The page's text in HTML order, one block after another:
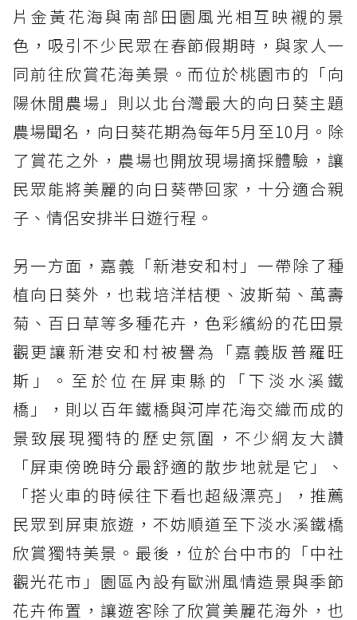
片金黃花海與南部田園風光相互映襯的景
色，吸引不少民眾在春節假期時，與家人一
同前往欣賞花海美景。而位於桃園市的「向
陽休閒農場」則以北台灣最大的向日葵主題
農場聞名，向日葵花期為每年5月至10月。除
了賞花之外，農場也開放現場摘採體驗，讓
民眾能將美麗的向日葵帶回家，十分適合親
子、情侶安排半日遊行程。
另一方面，嘉義「新港安和村」一帶除了種
植向日葵外，也栽培洋桔梗、波斯菊、萬壽
菊、百日草等多種花卉，色彩繽紛的花田景
觀更讓新港安和村被譽為「嘉義版普羅旺
斯」。至於位在屏東縣的「下淡水溪鐵
橋」，則以百年鐵橋與河岸花海交織而成的
景致展現獨特的歷史氛圍，不少網友大讚
「屏東傍晚時分最舒適的散步地就是它」、
「搭火車的時候往下看也超級漂亮」，推薦
民眾到屏東旅遊，不妨順道至下淡水溪鐵橋
欣賞獨特美景。最後，位於台中市的「中社
觀光花市」園區內設有歐洲風情造景與季節
花卉佈置，讓遊客除了欣賞美麗花海外，也